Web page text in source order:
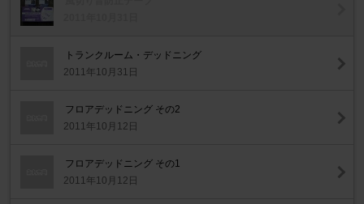
トランクルーム・デッドニング
2011年10月31日
フロアデッドニング その2
2011年10月12日
フロアデッドニング その1
2011年10月12日